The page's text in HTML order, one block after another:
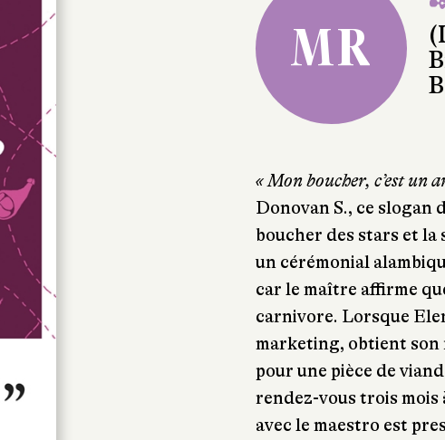
MR
« Mon boucher, c’est un
Donovan S., ce slogan
boucher des stars et la
un cérémonial
car le maître affirme
carnivore. Lorsque
marketing, obtient son
pour une pièce de
rendez-vous trois mois
avec le maestro est